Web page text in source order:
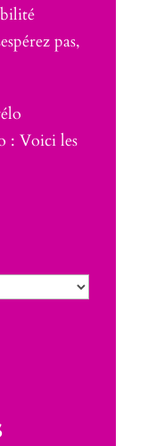
pas,
: Voici les